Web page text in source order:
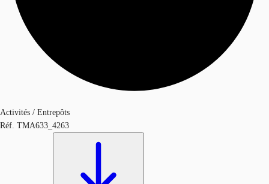
Activités / Entrepôts
Réf. TMA633_4263